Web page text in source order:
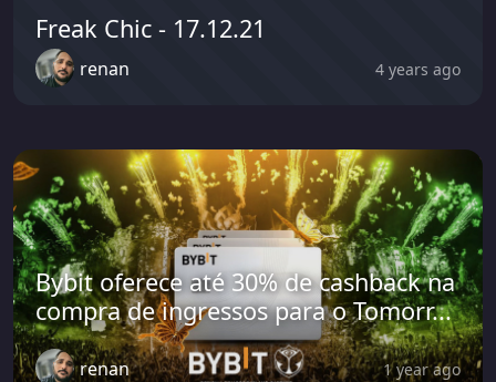
Freak Chic - 17.12.21
renan 4 years ago
Bybit oferece até 30% de cashback na
compra de ingressos para o Tomorr...
renan 1 year ago